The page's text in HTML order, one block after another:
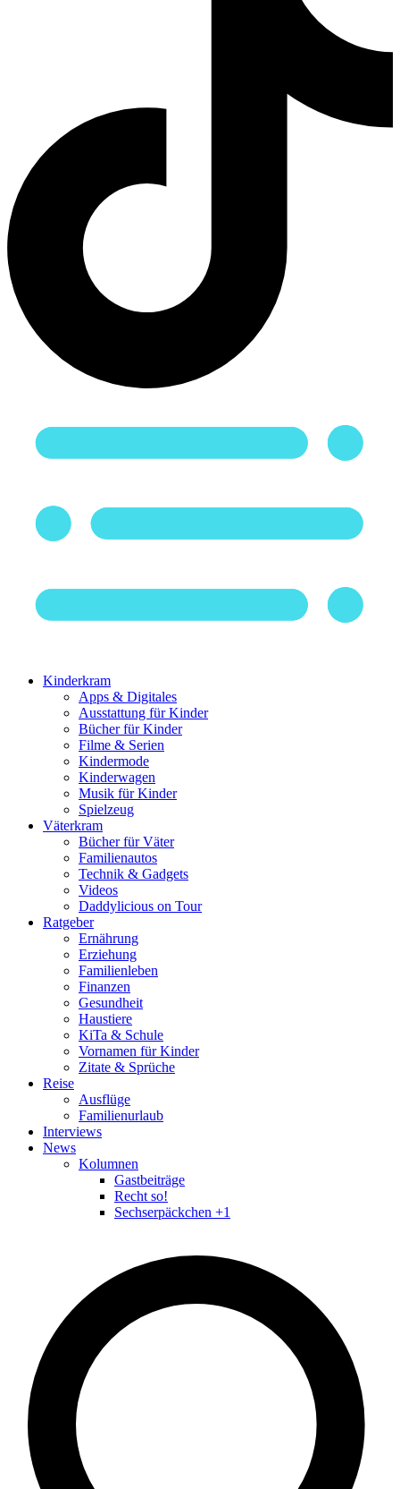
Kinderkram
Apps & Digitales
Ausstattung für Kinder
Bücher für Kinder
Filme & Serien
Kindermode
Kinderwagen
Musik für Kinder
Spielzeug
Väterkram
Bücher für Väter
Familienautos
Technik & Gadgets
Videos
Daddylicious on Tour
Ratgeber
Ernährung
Erziehung
Familienleben
Finanzen
Gesundheit
Haustiere
KiTa & Schule
Vornamen für Kinder
Zitate & Sprüche
Reise
Ausflüge
Familienurlaub
Interviews
News
Kolumnen
Gastbeiträge
Recht so!
Sechserpäckchen +1